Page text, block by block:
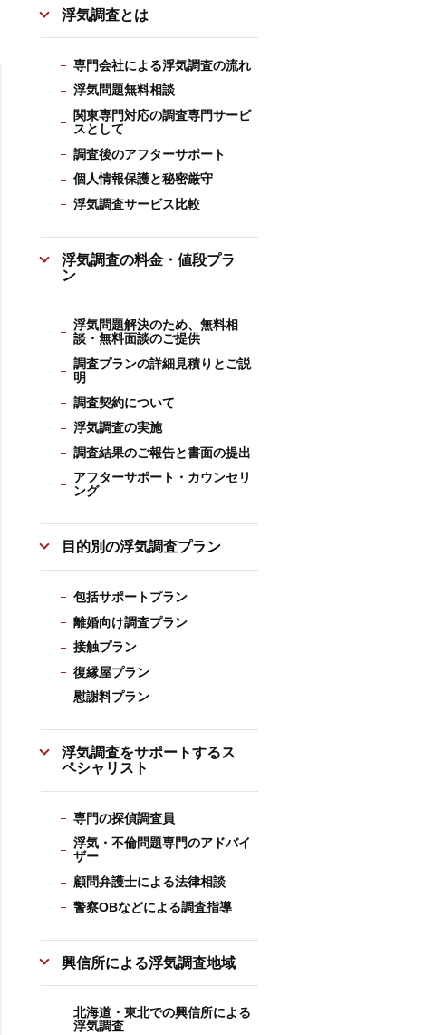
浮気調査とは
専門会社による浮気調査の流れ
浮気問題無料相談
関東専門対応の調査専門サービ
スとして
調査後のアフターサポート
個人情報保護と秘密厳守
浮気調査サービス比較
浮気調査の料金・値段プラ
ン
浮気問題解決のため、無料相
談・無料面談のご提供
調査プランの詳細見積りとご説
明
調査契約について
浮気調査の実施
調査結果のご報告と書面の提出
アフターサポート・カウンセリ
ング
目的別の浮気調査プラン
包括サポートプラン
離婚向け調査プラン
接触プラン
復縁屋プラン
慰謝料プラン
浮気調査をサポートするス
ペシャリスト
専門の探偵調査員
浮気・不倫問題専門のアドバイ
ザー
顧問弁護士による法律相談
警察OBなどによる調査指導
興信所による浮気調査地域
北海道・東北での興信所による
浮気調査